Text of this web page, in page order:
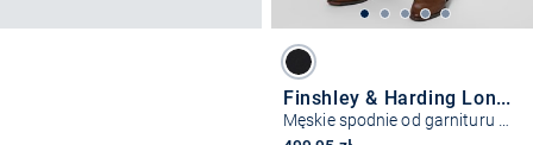
Finshley & Harding London